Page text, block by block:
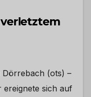
verletztem
Dörrebach (ots) –
ereignete sich auf